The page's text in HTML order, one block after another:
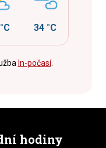
34 °C
In-počasí.
hodiny